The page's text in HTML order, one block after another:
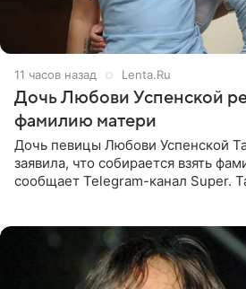
11 часов назад Lenta.Ru
Дочь Любови Успенской
фамилию матери
Дочь певицы Любови Успенской
заявила, что собирается взять
сообщает Telegram-канал Super.